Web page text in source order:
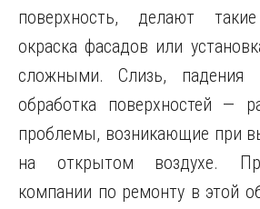
поверхность, делают
окраска фасадов или
сложными. Слизь, падения
обработка поверхностей —
проблемы, возникающие при
на открытом воздухе.
компании по ремонту в этой